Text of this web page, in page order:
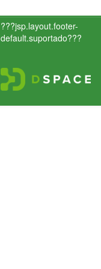
???jsp.layout.footer-
default.suportado???